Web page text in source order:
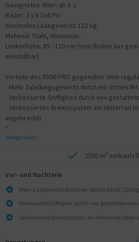
Geeignetes Alter: ab 8 J.
Räder: 2 x 8 Zoll PU
Maximales Ladegewicht: 115 kg.
Material: Stahl, Aluminium.
Lenkerhöhe: 85 - 110 cm (vom Boden aus
einstellbar)
Vorteile des X590 PRO gegenüber dem
- Mehr Zuladungsgewicht durch ein drittes
- Verbesserte Griffigkeit durch neu
- Verbessertes Bremssystem am Hinterrad
angebracht)
"
Weniger lesen
2500 m²
Vor- und Nachteile
Mehr Lastgewicht durch ein drittes Ritzel (120
Verbesserte Griffigkeit durch neu gestaltete
Verbessertes Bremssystem am Hinterrad